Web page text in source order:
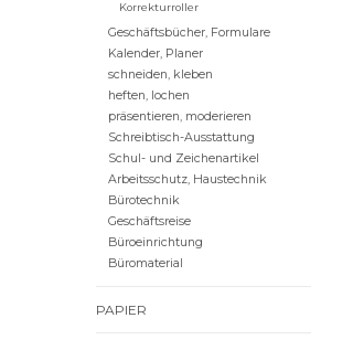
Korrekturroller
Geschäftsbücher, Formulare
Kalender, Planer
schneiden, kleben
heften, lochen
präsentieren, moderieren
Schreibtisch-Ausstattung
Schul- und Zeichenartikel
Arbeitsschutz, Haustechnik
Bürotechnik
Geschäftsreise
Büroeinrichtung
Büromaterial
PAPIER